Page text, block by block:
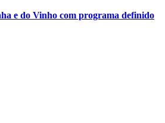
e do Vinho com programa definido